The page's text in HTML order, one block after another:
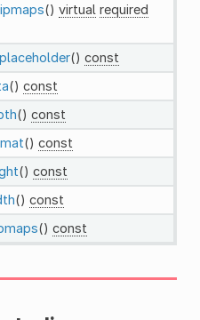
() virtual required
() const
() const
() const
() const
() const
() const
() const